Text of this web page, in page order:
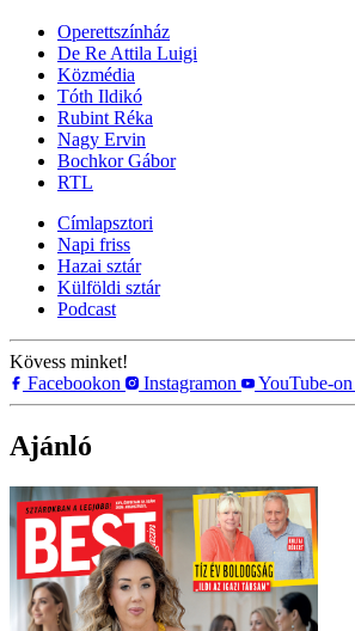
Operettszínház
De Re Attila Luigi
Közmédia
Tóth Ildikó
Rubint Réka
Nagy Ervin
Bochkor Gábor
RTL
Címlapsztori
Napi friss
Hazai sztár
Külföldi sztár
Podcast
Kövess minket!
Facebookon
Instagramon YouTube-on
Ajánló